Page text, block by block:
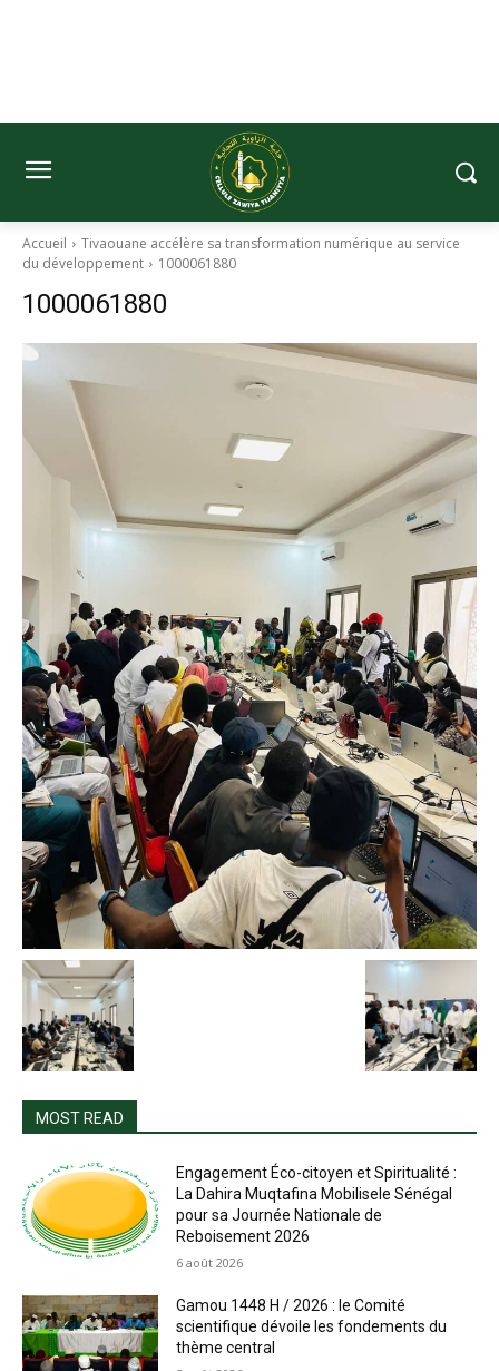
Accueil
Tivaouane accélère sa transformation numérique au service
du développement
1000061880
1000061880
MOST READ
Engagement Éco-citoyen et Spiritualité :
La Dahira Muqtafina Mobilisele Sénégal
pour sa Journée Nationale de
Reboisement 2026
6 août 2026
Gamou 1448 H / 2026 : le Comité
scientifique dévoile les fondements du
thème central